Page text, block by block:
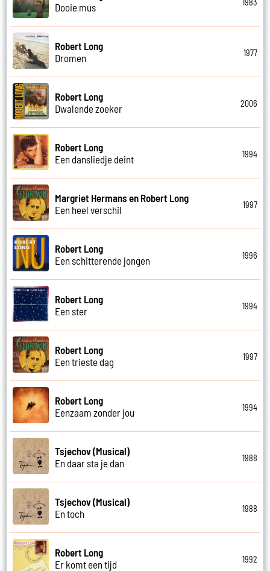
Dooie mus
Robert Long
Dromen
1977
Robert Long
Dwalende zoeker
2006
Robert Long
Een dansliedje deint
1994
Margriet Hermans en Robert Long
Een heel verschil
1997
Robert Long
Een schitterende jongen
1996
Robert Long
Een ster
1994
Robert Long
Een trieste dag
1997
Robert Long
Eenzaam zonder jou
1994
Tsjechov (Musical)
En daar sta je dan
1988
Tsjechov (Musical)
En toch
1988
Robert Long
Er komt een tijd
1992